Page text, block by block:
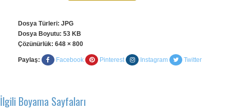
Dosya Türleri: JPG
Dosya Boyutu: 53 KB
Çözünürlük: 648 × 800
Paylaş: Facebook Pinterest Instagram Twitter
İlgili Boyama Sayfaları